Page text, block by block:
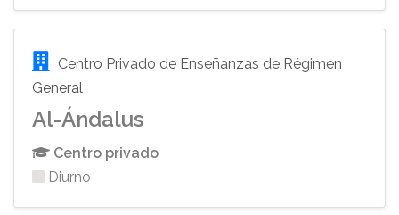
Centro Privado de Enseñanzas de Régimen
General
Al-Ándalus
Centro privado
Diurno